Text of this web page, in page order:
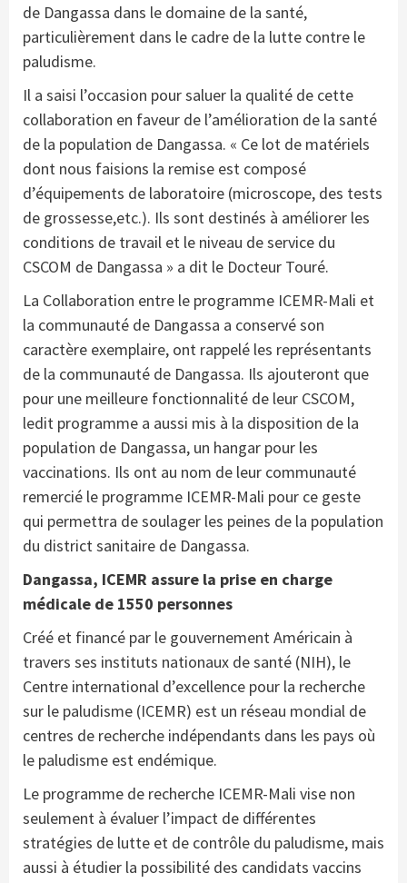
de Dangassa dans le domaine de la santé,
particulièrement dans le cadre de la lutte contre le
paludisme.
Il a saisi l’occasion pour saluer la qualité de cette
collaboration en faveur de l’amélioration de la santé
de la population de Dangassa. « Ce lot de matériels
dont nous faisions la remise est composé
d’équipements de laboratoire (microscope, des tests
de grossesse,etc.). Ils sont destinés à améliorer les
conditions de travail et le niveau de service du
CSCOM de Dangassa » a dit le Docteur Touré.
La Collaboration entre le programme ICEMR-Mali et
la communauté de Dangassa a conservé son
caractère exemplaire, ont rappelé les représentants
de la communauté de Dangassa. Ils ajouteront que
pour une meilleure fonctionnalité de leur CSCOM,
ledit programme a aussi mis à la disposition de la
population de Dangassa, un hangar pour les
vaccinations. Ils ont au nom de leur communauté
remercié le programme ICEMR-Mali pour ce geste
qui permettra de soulager les peines de la population
du district sanitaire de Dangassa.
Dangassa, ICEMR assure la prise en charge
médicale de 1550 personnes
Créé et financé par le gouvernement Américain à
travers ses instituts nationaux de santé (NIH), le
Centre international d’excellence pour la recherche
sur le paludisme (ICEMR) est un réseau mondial de
centres de recherche indépendants dans les pays où
le paludisme est endémique.
Le programme de recherche ICEMR-Mali vise non
seulement à évaluer l’impact de différentes
stratégies de lutte et de contrôle du paludisme, mais
aussi à étudier la possibilité des candidats vaccins